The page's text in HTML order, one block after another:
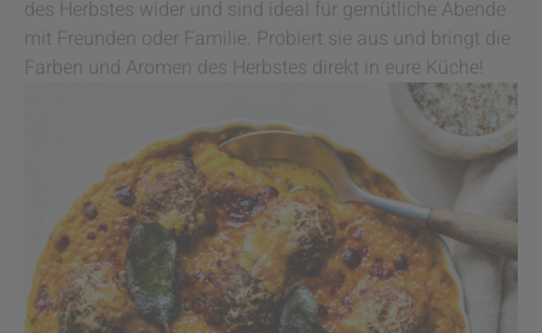
des Herbstes wider und sind ideal für gemütliche Abende
mit Freunden oder Familie. Probiert sie aus und bringt die
Farben und Aromen des Herbstes direkt in eure Küche!